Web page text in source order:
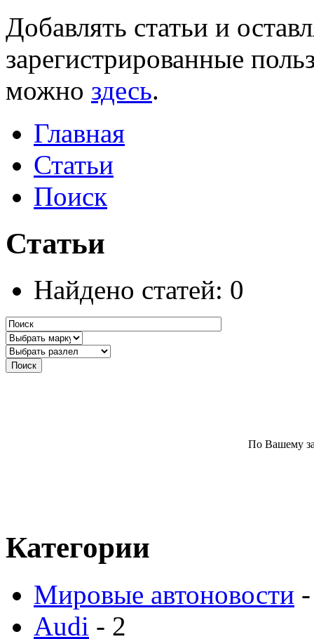
Добавлять статьи и
зарегистрированные
можно здесь.
Главная
Статьи
Поиск
Статьи
Найдено статей: 0
По Вашему
Категории
Мировые автоновости
Audi - 2